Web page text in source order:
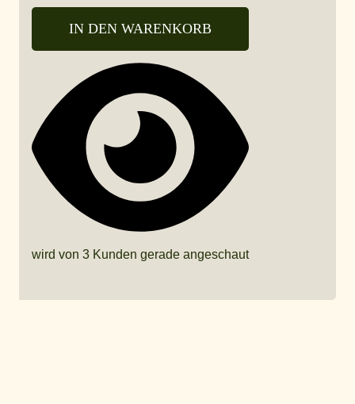
IN DEN WARENKORB
wird von 3 Kunden gerade angeschaut